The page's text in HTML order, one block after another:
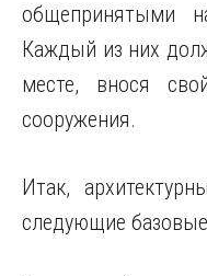
общепринятыми
Каждый из них
месте, внося
сооружения.
Итак,
следующие